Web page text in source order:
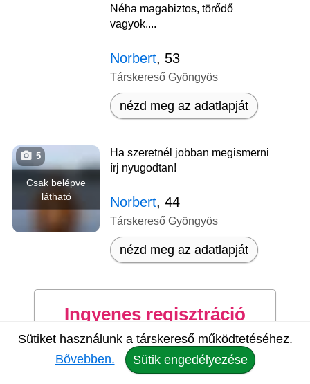
Néha magabiztos, törődő
vagyok....
Norbert, 53
Társkereső Gyöngyös
nézd meg az adatlapját
Csak belépve
látható
5
Ha szeretnél jobban megismerni
írj nyugodtan!
Norbert, 44
Társkereső Gyöngyös
nézd meg az adatlapját
Ingyenes regisztráció
Ki vagy?
Sütiket használunk a társkereső működtetéséhez.
Bővebben.
Sütik engedélyezése